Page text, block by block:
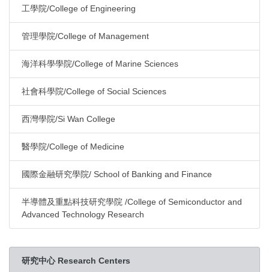
工學院/College of Engineering
管理學院/College of Management
海洋科學學院/College of Marine Sciences
社會科學院/College of Social Sciences
西灣學院/Si Wan College
醫學院/College of Medicine
國際金融研究學院/ School of Banking and Finance
半導體及重點科技研究學院 /College of Semiconductor and
Advanced Technology Research
研究中心 Research Centers